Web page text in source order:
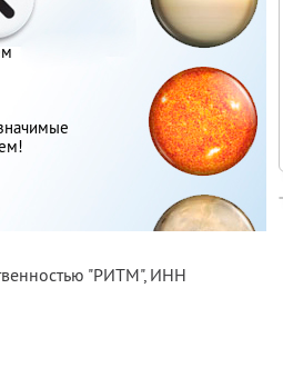
"РИТМ", ИНН